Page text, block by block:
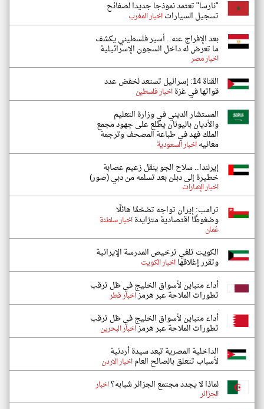
"نارسا" تعتمد نموذجا جديدا لصفائح
تسجيل السياراتاخبار المغرب
بعد الإفراج عنه.. أسير فلسطيني يكشف
ما تعرض له داخل السجون الإسرائيلية
اخبار مصر
القناة 14: إسرائيل تستعد لخفض عدد
قواتها في غزةاخبار فلسطين
المستشار الديني في وزارة التعليم
والأديان باليونان يطّلع على جهود مجمع
الملك فهد في طباعة المصحف وترجمة
معانيهاخبار السعودية
إيرلندا.. سلاح الجو ينقل زعيم عصابة
خطيرة إلى دبلن بعد تسلمه من دبي (صور)
اخبار الإمارات
ترامب: إيران تواجه تضخمًا هائلًا
وضغوطًا اقتصادية متزايدةاخبار سلطنة
عُمان
الكويت تلغي ترخيص المدرسة الإيرانية
وتقرر إغلاقهااخبار الكويت
أداء متباين لأسواق الخليج في ظل ترقب
تطورات الملاحة عبر هرمزاخبار قطر
أداء متباين لأسواق الخليج في ظل ترقب
تطورات الملاحة عبر هرمزاخبار البحرين
الداخلية المصرية تبعد سيدة أردنية
لأسباب تتعلق بالصالح العاماخبار الاردن
لماذا لا يجدد مجتمع الجزائر شبابه؟اخبار
الجزائر